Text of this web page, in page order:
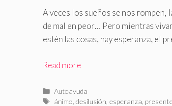
A veces los sueños se nos rompen,
de mal en peor… Pero mientras
estén las cosas, hay esperanza, el
Read more
Categorías
Autoayuda
Etiquetas
ánimo ,desilusión esperanza presente